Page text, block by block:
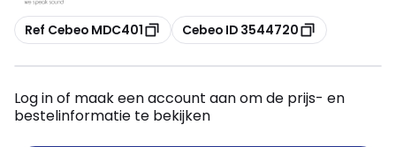
Kopiëren
Ref Cebeo MDC401 Kopiëren
Cebeo ID 3544720
Log in of maak een account aan om de prijs- en
bestelinformatie te bekijken